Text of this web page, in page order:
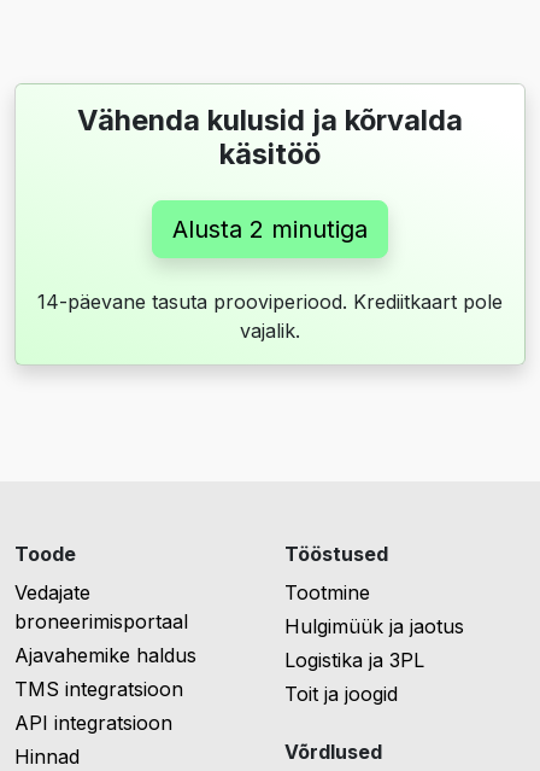
Vähenda kulusid ja kõrvalda
käsitöö
Alusta 2 minutiga
14-päevane tasuta prooviperiood. Krediitkaart pole
vajalik.
Toode
Vedajate
broneerimisportaal
Ajavahemike haldus
TMS integratsioon
API integratsioon
Hinnad
Tööstused
Tootmine
Hulgimüük ja jaotus
Logistika ja 3PL
Toit ja joogid
Võrdlused